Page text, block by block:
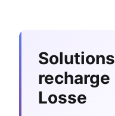
Losse